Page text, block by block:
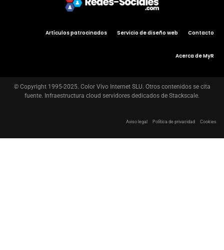
Artículos patrocinados Servicio de diseño web Contacto
Acerca de MyR
© Copyright 1995-2025. Color Vivo Internet SLU. Otros contenidos se cita
fuente. Infraestructura cloud servidores dedicados de Stackscale.
Aviso legal Política de privacidad Cookies